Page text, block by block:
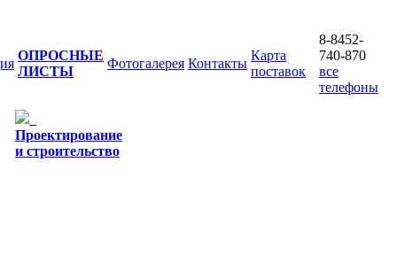
ОПРОСНЫЕ
ЛИСТЫ
Фотогалерея Контакты
Карта
поставок
8-8452-
740-870
все
телефоны
Проектирование
и строительство